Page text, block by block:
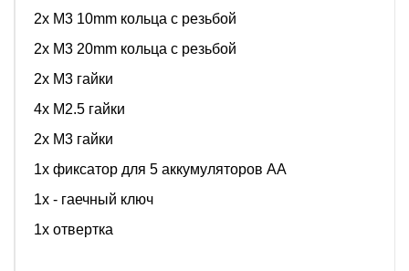
2x M3 10mm кольца с резьбой
2x M3 20mm кольца с резьбой
2x M3 гайки
4x M2.5 гайки
2x M3 гайки
1x фиксатор для 5 аккумуляторов АА
1x - гаечный ключ
1x отвертка